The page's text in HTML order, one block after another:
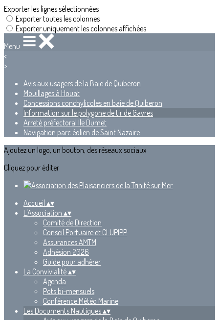
Exporter les lignes sélectionnées
Exporter toutes les colonnes
Exporter uniquement les colonnes affichées
Menu
<
>
Avis aux usagers de la Baie de Quiberon
Mouillages à Houat
Concessions conchylicoles en baie de Quiberon
Information sur le polygone de tir de Gavres
Arreté préfectoral Ile Dumet
Navigation parc éolien de Saint Nazaire
Ajoutez un logo, un bouton, des réseaux sociaux
Cliquez pour éditer
Accueil ▴▾
L'Association ▴▾
Comité de Direction
Conseil Portuaire et CLUPIPP
Assurances AMTM
Adhésion 2026
Guide pour adhérer
La Convivialité▴▾
Agenda
Pots bi-mensuels
Conférence Météo Marine
Les Documents Nautiques▴▾